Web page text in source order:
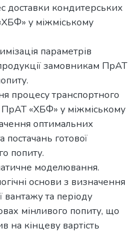
доставки кондитерських
у міжміському
параметрів
замовникам ПрАТ
процесу транспортного
ПрАТ «ХБФ» у міжміському
оптимальних
готової
попиту.
моделювання.
основи з визначення
вантажу та періоду
мінливого попиту, що
на кінцеву вартість